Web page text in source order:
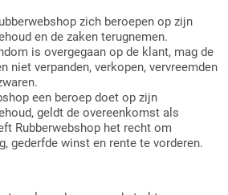
zich beroepen op zijn
en de zaken terugnemen.
is overgegaan op de klant, mag de
niet verpanden, verkopen, vervreemden
een beroep doet op zijn
geldt de overeenkomst als
Rubberwebshop het recht om
gederfde winst en rente te vorderen.